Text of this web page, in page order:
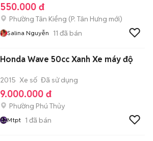
550.000 đ
Phường Tân Kiểng (P. Tân Hưng mới)
Salina Nguyễn 11 đã bán
Honda Wave 50cc Xanh Xe máy độ
2015 Xe số Đã sử dụng
9.000.000 đ
Phường Phú Thủy
Mtpt 1 đã bán